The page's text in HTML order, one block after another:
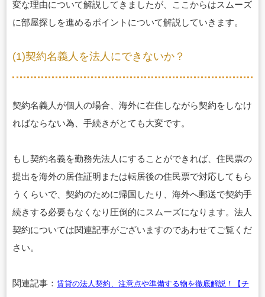
変な理由について解説してきましたが、ここからはスムーズ
に部屋探しを進めるポイントについて解説していきます。
(1)契約名義人を法人にできないか？
契約名義人が個人の場合、海外に在住しながら契約をしなけ
ればならない為、手続きがとても大変です。
もし契約名義を勤務先法人にすることができれば、住民票の
提出を海外の居住証明または転居後の住民票で対応してもら
うくらいで、契約のために帰国したり、海外へ郵送で契約手
続きする必要もなくなり圧倒的にスムーズになります。法人
契約については関連記事がございますのであわせてご覧くだ
さい。
関連記事：賃貸の法人契約、注意点や準備する物を徹底解説！【チ